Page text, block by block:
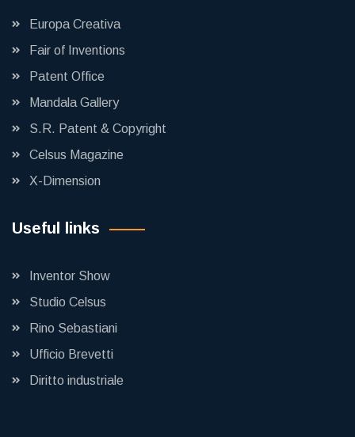
Europa Creativa
Fair of Inventions
Patent Office
Mandala Gallery
S.R. Patent & Copyright
Celsus Magazine
X-Dimension
Useful links
Inventor Show
Studio Celsus
Rino Sebastiani
Ufficio Brevetti
Diritto industriale